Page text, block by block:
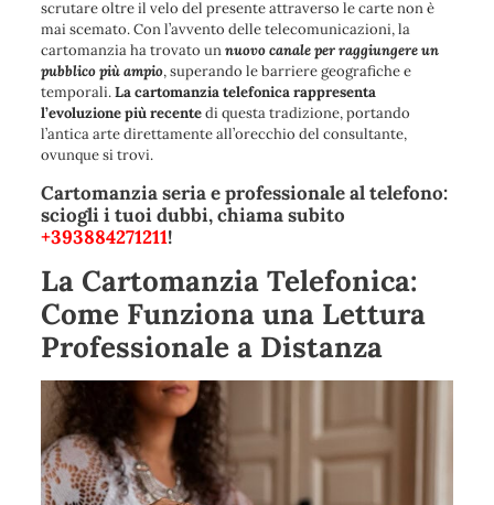
scrutare oltre il velo del presente attraverso le carte non è
mai scemato. Con l’avvento delle telecomunicazioni, la
cartomanzia ha trovato unnuovo canale per raggiungere un
pubblico più ampio, superando le barriere geografiche e
temporali.La cartomanzia telefonica rappresenta
l’evoluzione più recentedi questa tradizione, portando
l’antica arte direttamente all’orecchio del consultante,
ovunque si trovi.
Cartomanzia seria e professionale al telefono:
sciogli i tuoi dubbi, chiama subito
+393884271211!
La Cartomanzia Telefonica:
Come Funziona una Lettura
Professionale a Distanza